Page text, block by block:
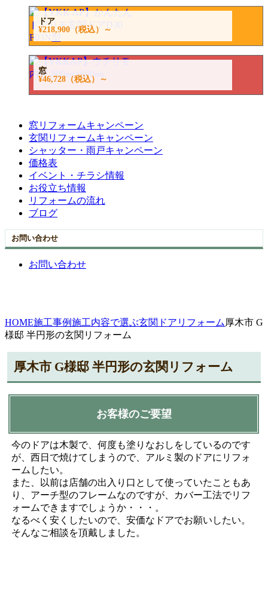
ドア
¥218,900（税込）～
窓
¥46,728（税込）～
窓リフォームキャンペーン
玄関リフォームキャンペーン
シャッター・雨戸キャンペーン
価格表
イベント・チラシ情報
お役立ち情報
リフォームの流れ
ブログ
お問い合わせ
お問い合わせ
HOME施工事例施工内容で選ぶ玄関ドアリフォーム 厚木市 G
様邸 半円形の玄関リフォーム
厚木市 G様邸 半円形の玄関リフォーム
お客様のご要望
今のドアは木製で、何度も塗りなおしをしているのです
が、西日で焼けてしまうので、アルミ製のドアにリフォ
ームしたい。
また、以前は店舗の出入り口として使っていたこともあ
り、アーチ型のフレームなのですが、カバー工法でリフ
ォームできますでしょうか・・・。
なるべく安くしたいので、安価なドアでお願いしたい。
そんなご相談を頂戴しました。